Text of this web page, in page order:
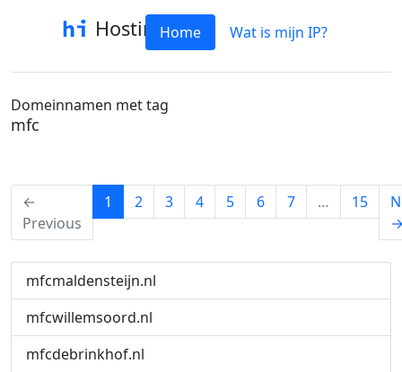
HostinfoHome Wat is mijn IP?
Domeinnamen met tag
mfc
←
Previous
1 (current)
2 3 4 5 6 7 … 15
mfcmaldensteijn.nl
mfcwillemsoord.nl
mfcdebrinkhof.nl